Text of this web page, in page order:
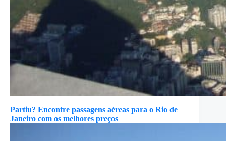
Partiu? Encontre passagens aéreas para o Rio de
Janeiro com os melhores preços